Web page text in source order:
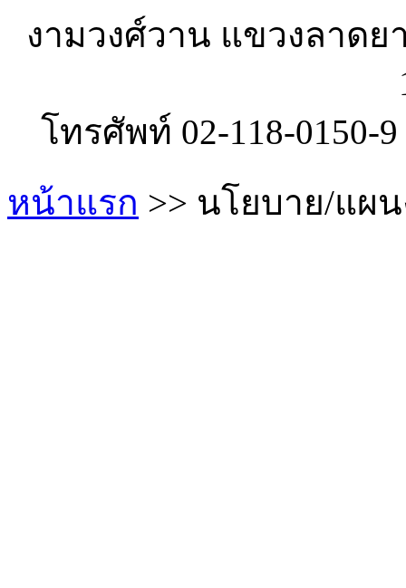
งามวงศ์วาน แขวงลาดย
โทรศัพท์ 02-118-0150-
หน้าแรก >> นโยบาย/แผ